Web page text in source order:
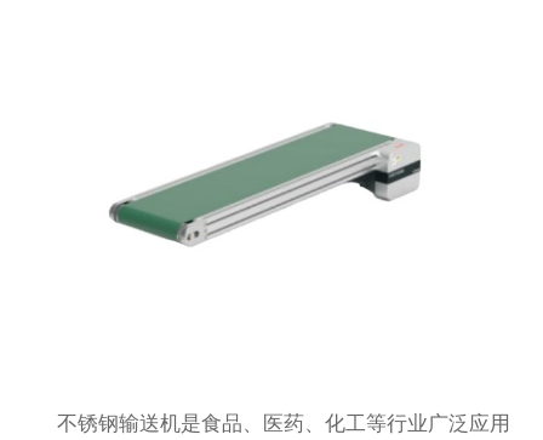
不锈钢输送机是食品、医药、化工等行业广泛应用